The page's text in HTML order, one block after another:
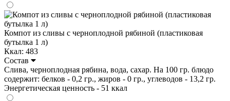
Компот из сливы с черноплодной рябиной (пластиковая
бутылка 1 л)
Ккал: 483
Состав
Слива, черноплодная рябина, вода, сахар. На 100 гр. блюдо
содержит: белков - 0,2 гр., жиров - 0 гр., углеводов - 13,2 гр.
Энергетическая ценность - 51 ккал